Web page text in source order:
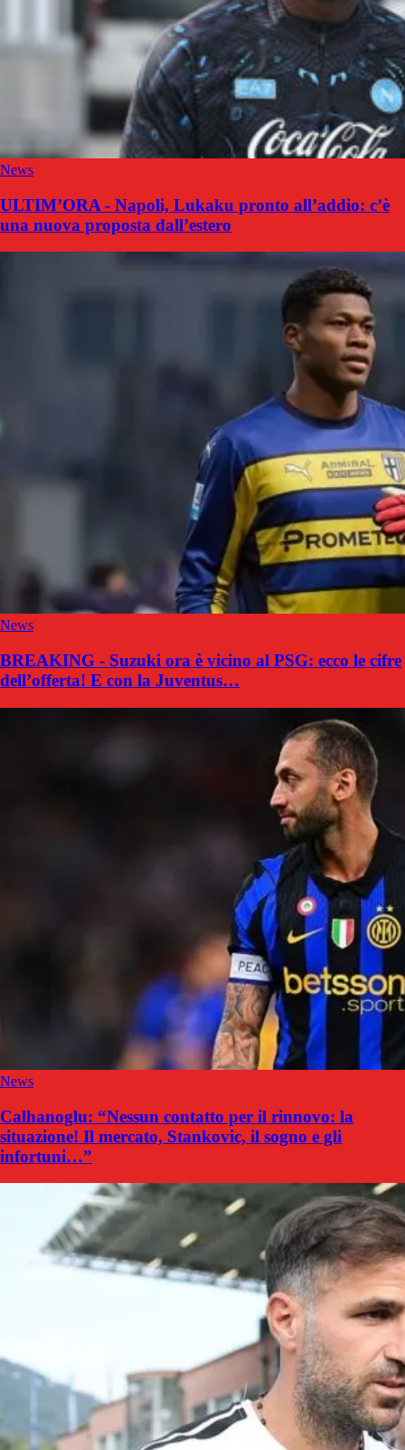
News
ULTIM’ORA - Napoli, Lukaku pronto all’addio: c’è
una nuova proposta dall’estero
News
BREAKING - Suzuki ora è vicino al PSG: ecco le cifre
dell’offerta! E con la Juventus…
News
Calhanoglu: “Nessun contatto per il rinnovo: la
situazione! Il mercato, Stankovic, il sogno e gli
infortuni…”